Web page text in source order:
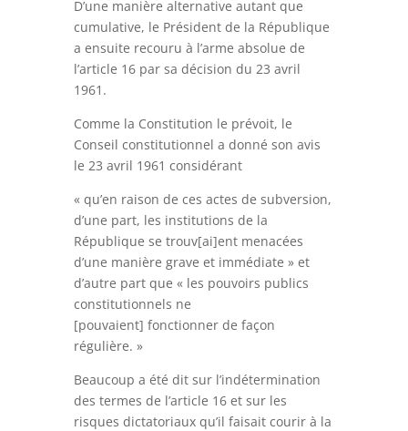
D’une manière alternative autant que
cumulative, le Président de la République
a ensuite recouru à l’arme absolue de
l’article 16 par sa décision du 23 avril
1961.
Comme la Constitution le prévoit, le
Conseil constitutionnel a donné son avis
le 23 avril 1961 considérant
« qu’en raison de ces actes de subversion,
d’une part, les institutions de la
République se trouv[ai]ent menacées
d’une manière grave et immédiate » et
d’autre part que « les pouvoirs publics
constitutionnels ne
[pouvaient] fonctionner de façon
régulière. »
Beaucoup a été dit sur l’indétermination
des termes de l’article 16 et sur les
risques dictatoriaux qu’il faisait courir à la